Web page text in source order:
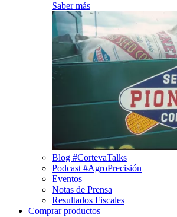
Saber más
Blog #CortevaTalks
Podcast #AgroPrecisión
Eventos
Notas de Prensa
Resultados Fiscales
Comprar productos